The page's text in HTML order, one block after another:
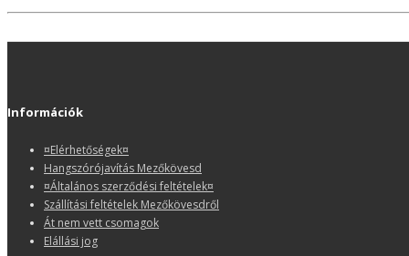
Információk
¤Elérhetőségek¤
Hangszórójavítás Mezőkövesd
¤Általános szerződési feltételek¤
Szállítási feltételek Mezőkövesdről
Át nem vett csomagok
Elállási jog